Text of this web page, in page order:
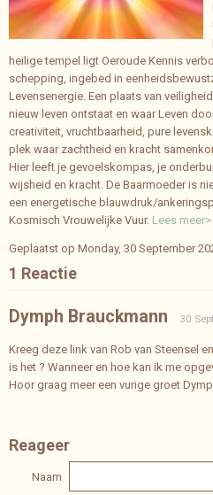
heilige tempel ligt Oeroude Kennis
schepping, ingebed in
Levensenergie. Een plaats van
nieuw leven ontstaat en waar Leven
creativiteit, vruchtbaarheid, pure
plek waar zachtheid en kracht
Hier leeft je gevoelskompas, je
wijsheid en kracht. De Baarmoeder is
een energetische blauwdruk/
Kosmisch Vrouwelijke Vuur. Lees meer>
Geplaatst op Monday, 30 September
1 Reactie
Dymph Brauckmann 30
Kreeg deze link van Rob van Steensel
is het ? Wanneer en hoe kan ik me
Hoor graag meer een vurige groet
Reageer
Naam